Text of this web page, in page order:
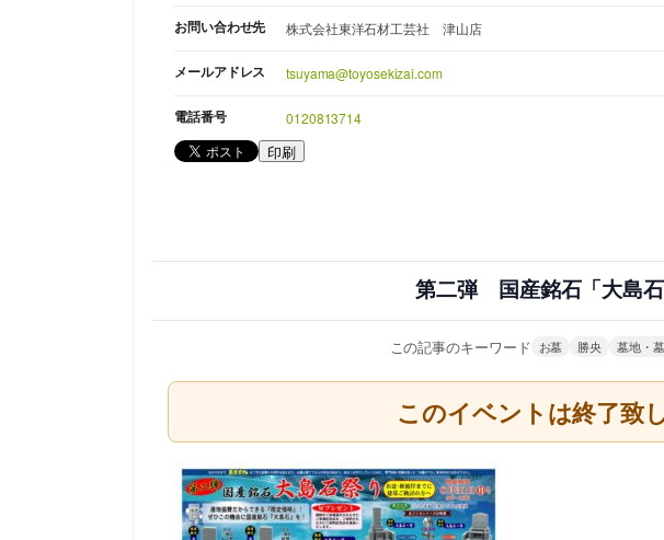
お問い合わせ先 株式会社東洋石材工芸社 津山店
メールアドレス tsuyama@toyosekizai.com
電話番号 0120813714
印刷
第二弾 国産銘石「大島石
この記事のキーワード お墓 勝央 墓地・
このイベントは終了致